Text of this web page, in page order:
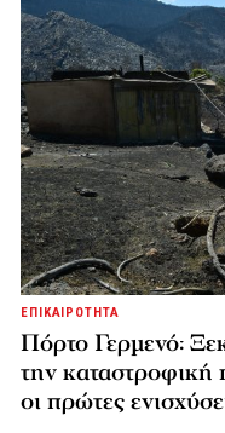
ΕΠΙΚΑΙΡΟΤΗΤΑ
Πόρτο Γερμενό:
την
οι πρώτες